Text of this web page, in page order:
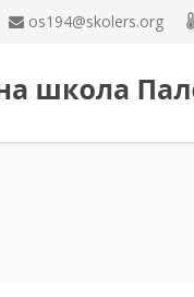
os194@skolers.org